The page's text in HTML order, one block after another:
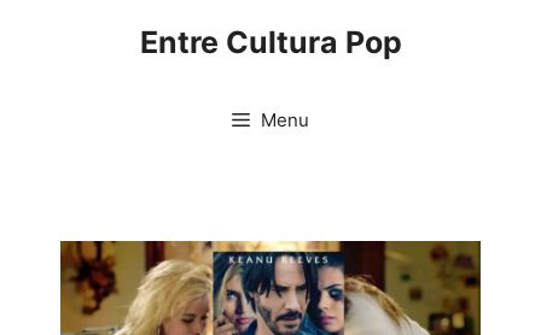
Entre Cultura Pop
Menu